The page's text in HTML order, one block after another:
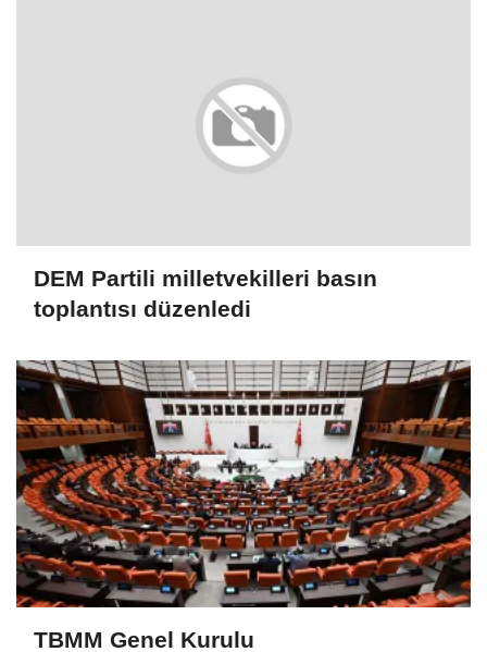
DEM Partili milletvekilleri basın
toplantısı düzenledi
TBMM Genel Kurulu